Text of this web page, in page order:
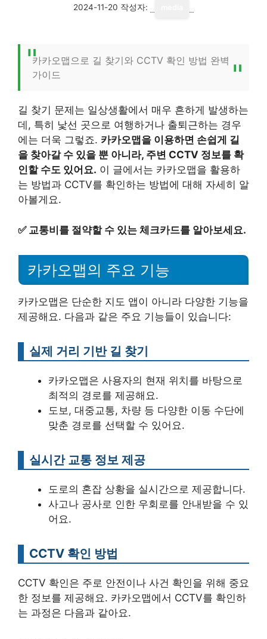
2024-11-20 작성자:
카카오맵으로 길 찾기와 CCTV 확인 방법 완벽
가이드
길 찾기 문제는 일상생활에서 매우 흔하게 발생하는
데, 특히 낯선 곳으로 여행하거나 출퇴근하는 경우
에는 더욱 그렇죠. 카카오맵을 이용하면 손쉽게 길
을 찾아갈 수 있을 뿐 아니라, 주변 CCTV 정보를 확
인할 수도 있어요. 이 글에서는 카카오맵을 활용하
는 방법과 CCTV를 확인하는 방법에 대해 자세히 알
아볼게요.
✅ 교통비를 절약할 수 있는 체크카드를 알아보세요.
카카오맵의 주요 기능
카카오맵은 단순한 지도 앱이 아니라 다양한 기능을
제공해요. 다음과 같은 주요 기능들이 있습니다:
실제 거리 기반 길 찾기
카카오맵은 사용자의 현재 위치를 바탕으로
최적의 경로를 제공해요.
도보, 대중교통, 차량 등 다양한 이동 수단에
맞춘 경로를 선택할 수 있어요.
실시간 교통 정보 제공
도로의 혼잡 상황을 실시간으로 제공합니다.
사고나 공사로 인한 우회로를 안내받을 수 있
어요.
CCTV 확인 방법
CCTV 확인은 주로 안전이나 사건 확인을 위해 중요
한 정보를 제공해요. 카카오맵에서 CCTV를 확인하
는 과정은 다음과 같아요.